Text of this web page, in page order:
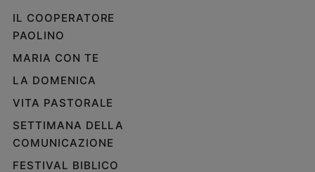
Famiglia
educazione
Genitori
e
Scuola
IL COOPERATORE
PAOLINO
MARIA CON TE
LA DOMENICA
VITA PASTORALE
SETTIMANA DELLA
COMUNICAZIONE
FESTIVAL BIBLICO